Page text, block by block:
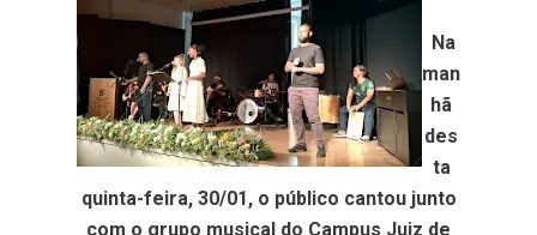
Na
man
hã
des
ta
quinta-feira, 30/01, o público cantou junto
com o grupo musical do Campus Juiz de